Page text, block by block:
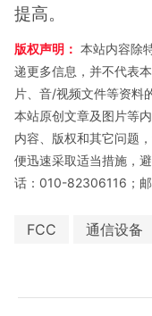
提高。
版权声明： 本站内容除
递更多信息，并不代表
片、音/视频文件等资料
本站原创文章及图片等
内容、版权和其它问题
便迅速采取适当措施，
话：010-82306116；
FCC 通信设备